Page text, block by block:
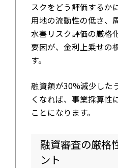
スクをどう評価するか
用地の流動性の低さ、
水害リスク評価の厳格
要因が、金利上乗せの
す。
融資額が30%減少した
くなれば、事業採算性
ことになります。
融資審査の厳格
ント